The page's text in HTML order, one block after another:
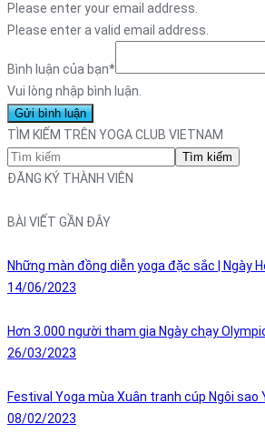
Please enter your email address.
Please enter a valid email address.
Bình luận của bạn*
Vui lòng nhập bình luận.
TÌM KIẾM TRÊN YOGA CLUB VIETNAM
Tìm kiếm
ĐĂNG KÝ THÀNH VIÊN
BÀI VIẾT GẦN ĐÂY
Những màn đồng diễn yoga đặc sắc | Ngày
14/06/2023
Hơn 3.000 người tham gia Ngày chạy
26/03/2023
Festival Yoga mùa Xuân tranh cúp Ngôi sao
08/02/2023